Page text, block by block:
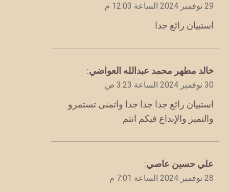
29 نوفمبر 2024 الساعة 12:03 م
استبيان رائع جدا
يقول
خالد مطهر محمد عبدالله العواضي:
30 نوفمبر 2024 الساعة 3:23 ص
استبيان رائع جدا جدا جدا واتمنى تستمرو
والتميز والإبداع فيكم انتم
يقول
علي حسين عاصي:
28 نوفمبر 2024 الساعة 7:01 م